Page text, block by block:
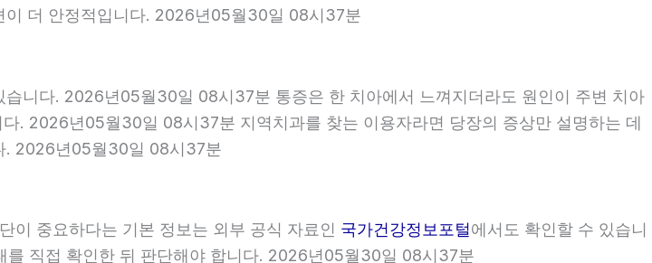
이 더 안정적입니다. 2026년05월30일 08시37분
니다. 2026년05월30일 08시37분 통증은 한 치아에서 느껴지더라도 원인이 주변 치아
. 2026년05월30일 08시37분 지역치과를 찾는 이용자라면 당장의 증상만 설명하는 데
. 2026년05월30일 08시37분
이 중요하다는 기본 정보는 외부 공식 자료인 국가건강정보포털에서도 확인할 수 있습니
직접 확인한 뒤 판단해야 합니다. 2026년05월30일 08시37분